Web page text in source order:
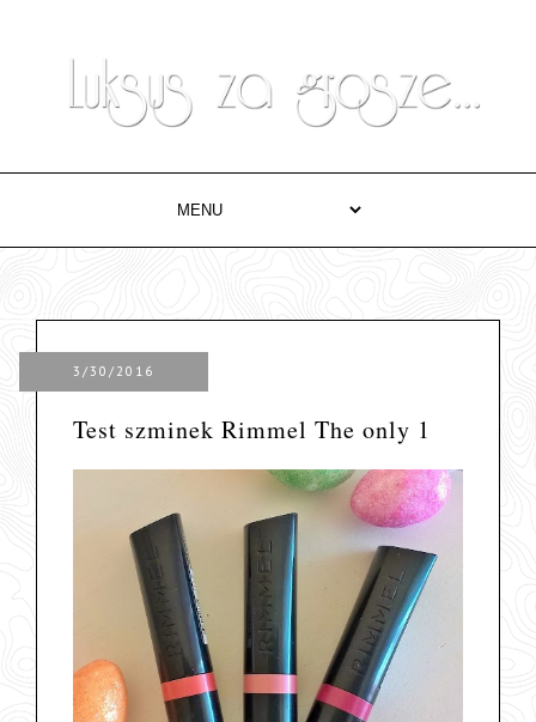
3/30/2016
Test szminek Rimmel The only 1